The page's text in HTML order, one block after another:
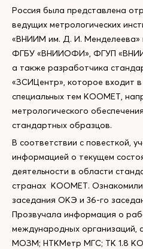
Россия была представлена
ведущих метрологических
«ВНИИМ им. Д. И. Менделеева»
ФГБУ «ВНИИОФИ», ФГУП
а также разработчика
«ЗСИЦентр», которое входит
специальных тем КООМЕТ,
метрологического
стандартных образцов.
В соответствии с повесткой,
информацией о текущем
деятельности в области
странах КООМЕТ.
заседания ОКЭ и 36-го
Прозвучала информация о
международных организаций,
МОЗМ; НТКМетр МГС; ТК 1.8